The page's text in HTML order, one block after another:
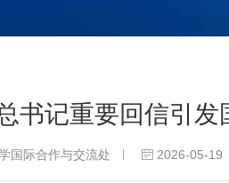
书记重要回信引
国际合作与交流处 2026-05-19